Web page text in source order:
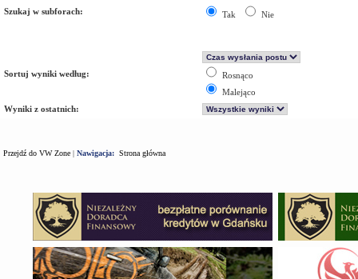
Szukaj w subforach: Tak Nie
Sortuj wyniki według:
Rosnąco
Malejąco
Wyniki z ostatnich:
Przejdź do VW Zone | Nawigacja: Strona główna